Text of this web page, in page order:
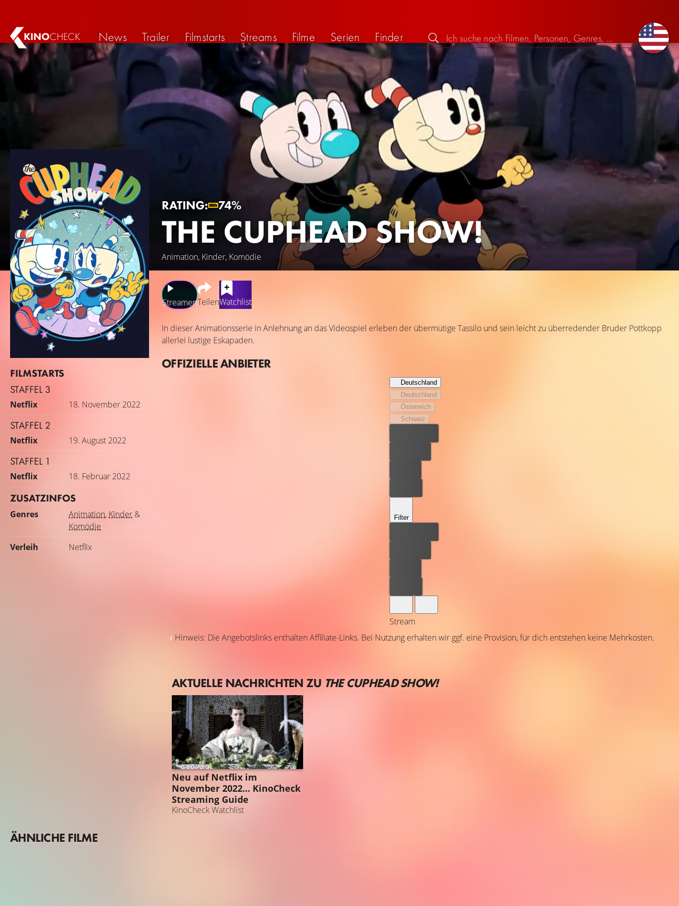
KINOCHECK News Trailer Filmstarts Streams Filme Serien Finder
RATING: 74%
THE CUPHEAD SHOW!
Animation, Kinder, Komödie
FILMSTARTS
STAFFEL 3
Netflix 18. November 2022
STAFFEL 2
Netflix 19. August 2022
STAFFEL 1
Netflix 18. Februar 2022
ZUSATZINFOS
Genres Animation, Kinder &
Komödie
Verleih
Netflix
StreamenTeilenWatchlist
In dieser Animationsserie in Anlehnung an das Videospiel erleben der übermütige Tassilo und sein leicht zu überredender Bruder Pottkopp
allerlei lustige Eskapaden.
OFFIZIELLE ANBIETER
Deutschland
Deutschland
Österreich
Schweiz
Filter
Stream
Hinweis: Die Angebotslinks enthalten Affiliate-Links. Bei Nutzung erhalten wir ggf. eine Provision, für dich entstehen keine Mehrkosten.
AKTUELLE NACHRICHTEN ZU THE CUPHEAD SHOW!
STREAMING GUIDE
Neu auf Netflix im
November 2022... KinoCheck
Streaming Guide
KinoCheck Watchlist
ÄHNLICHE FILME